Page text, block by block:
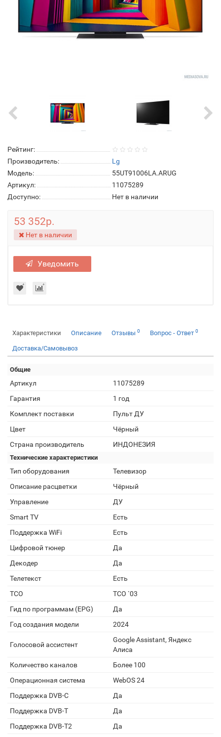
Рейтинг:
Производитель:
Lg
Модель:
55UT91006LA.ARUG
Артикул:
11075289
Доступно:
Нет в наличии
53 352р.
Нет в наличии
Уведомить
Характеристики Описание Отзывы 0 Вопрос - Ответ 0
Доставка/Самовывоз
Общие
Артикул
11075289
Гарантия
1 год
Комплект поставки
Пульт ДУ
Цвет
Чёрный
Страна производитель
ИНДОНЕЗИЯ
Технические характеристики
Тип оборудования
Телевизор
Описание расцветки
Чёрный
Управление
ДУ
Smart TV
Есть
Поддержка WiFi
Есть
Цифровой тюнер
Да
Декодер
Да
Телетекст
Есть
TCO
TCO `03
Гид по программам (EPG)
Да
Год создания модели
2024
Голосовой ассистент
Google Assistant, Яндекс
Алиса
Количество каналов
Более 100
Операционная система
WebOS 24
Поддержка DVB-C
Да
Поддержка DVB-T
Да
Поддержка DVB-T2
Да